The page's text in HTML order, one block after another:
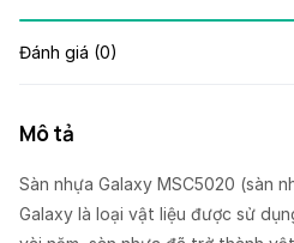
Đánh giá (0)
Mô tả
Sàn nhựa Galaxy MSC5020 (sàn
Galaxy là loại vật liệu được sử